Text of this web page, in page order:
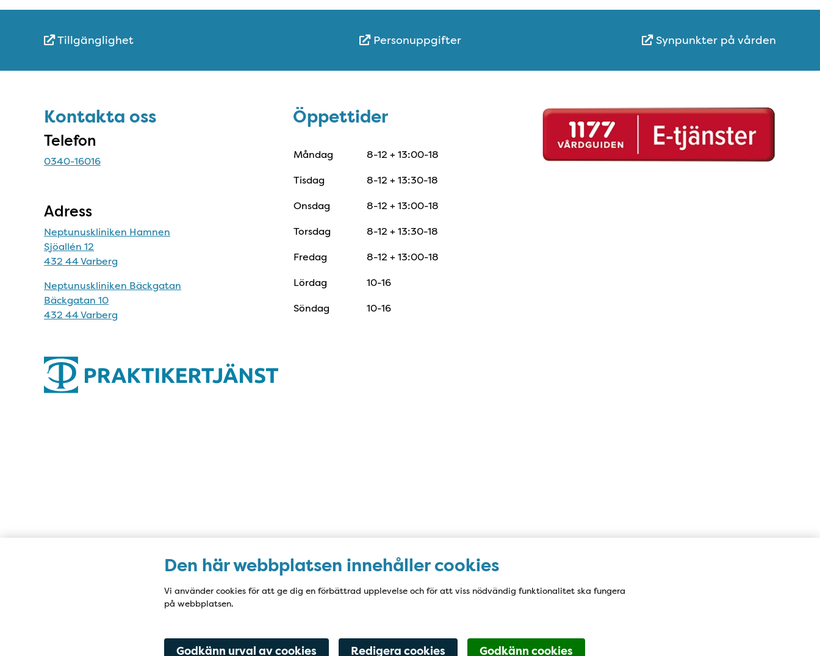
Den här webbplatsen innehåller cookies
Vi använder cookies för att ge dig en förbättrad upplevelse och för att viss nödvändig funktionalitet ska fungera
på webbplatsen.
Godkänn urval av cookies Redigera cookies Godkänn cookies
Snabblänkar
Tillgänglighet Personuppgifter Synpunkter på vården
Kontakta oss
Kontakta oss
Telefon
0340-16016
Adress
Neptunuskliniken Hamnen
Sjöallén 12
432 44 Varberg
Neptunuskliniken Bäckgatan
Bäckgatan 10
432 44 Varberg
Öppettider
Öppettider
Måndag
8-12 + 13:00-18
Tisdag
8-12 + 13:30-18
Onsdag
8-12 + 13:00-18
Torsdag
8-12 + 13:30-18
Fredag
8-12 + 13:00-18
Lördag
10-16
Söndag
10-16
1177 e-tjänster